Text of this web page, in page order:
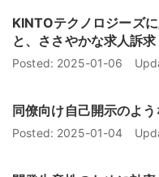
KINTOテクノロジーズ
と、ささやかな求人訴求
Posted: 2025-01-06
同僚向け自己開示のよ
Posted: 2025-01-04